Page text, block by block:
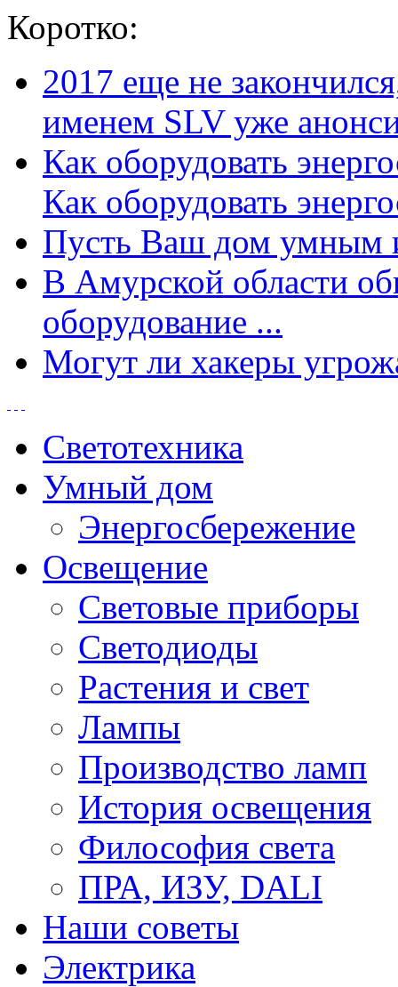
Коротко:
2017 еще не
именем SLV уже
Как оборудовать
Как оборудовать
Пусть Ваш дом умным
В Амурской области
оборудование ...
Могут ли хакеры
Светотехника
Умный дом
Энергосбережение
Освещение
Световые приборы
Светодиоды
Растения и свет
Лампы
Производство ламп
История освещения
Философия света
ПРА, ИЗУ, DALI
Наши советы
Электрика